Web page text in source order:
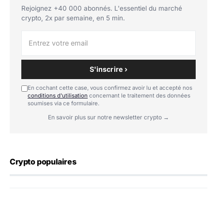
Rejoignez +40 000 abonnés. L'essentiel du marché
crypto, 2x par semaine, en 5 min.
S'inscrire ›
En cochant cette case, vous confirmez avoir lu et accepté nos
conditions d'utilisation concernant le traitement des données
soumises via ce formulaire.
En savoir plus sur notre newsletter crypto →
Crypto populaires